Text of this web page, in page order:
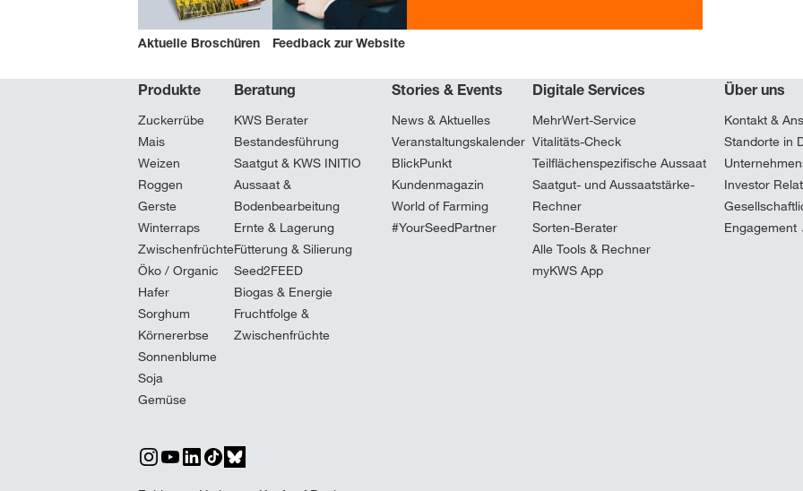
Aktuelle Broschüren Feedback zur Website
Produkte
Zuckerrübe
Mais
Weizen
Roggen
Gerste
Winterraps
Zwischenfrüchte
Öko / Organic
Hafer
Sorghum
Körnererbse
Sonnenblume
Soja
Gemüse
Beratung
KWS Berater
Bestandesführung
Saatgut & KWS INITIO
Aussaat &
Bodenbearbeitung
Ernte & Lagerung
Fütterung & Silierung
Seed2FEED
Biogas & Energie
Fruchtfolge &
Zwischenfrüchte
Stories & Events
News & Aktuelles
Veranstaltungskalender
BlickPunkt
Kundenmagazin
World of Farming
#YourSeedPartner
Digitale Services
MehrWert-Service
Vitalitäts-Check
Teilflächenspezifische Aussaat
Saatgut- und Aussaatstärke-
Rechner
Sorten-Berater
Alle Tools & Rechner
myKWS App
Über uns
Kontakt &
Standorte in
Investor
Engagement